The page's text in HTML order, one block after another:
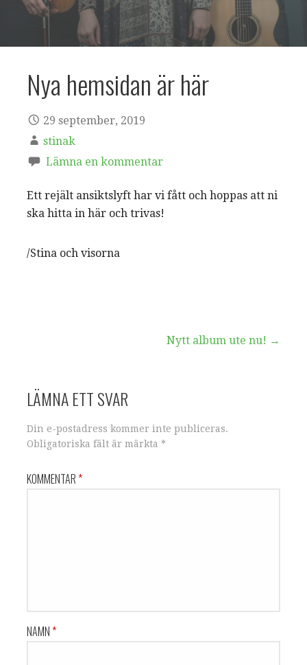
Nya hemsidan är här
29 september, 2019
stinak
Lämna en kommentar
Ett rejält ansiktslyft har vi fått och hoppas att ni
ska hitta in här och trivas!
/Stina och visorna
Nytt album ute nu! →
LÄMNA ETT SVAR
Din e-postadress kommer inte publiceras.
Obligatoriska fält är märkta *
KOMMENTAR*
NAMN*